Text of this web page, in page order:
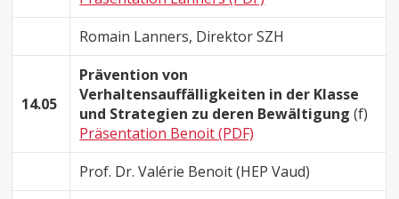
Romain Lanners, Direktor SZH
14.05
Prävention von
Verhaltensauffälligkeiten in der Klasse
und Strategien zu deren Bewältigung(f)
Präsentation Benoit (PDF)
Prof. Dr. Valérie Benoit (HEP Vaud)